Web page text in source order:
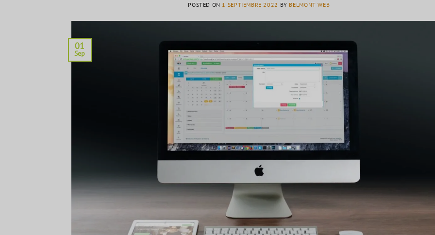
POSTED ON 1 SEPTIEMBRE 2022 BY BELMONT WEB
01
Sep